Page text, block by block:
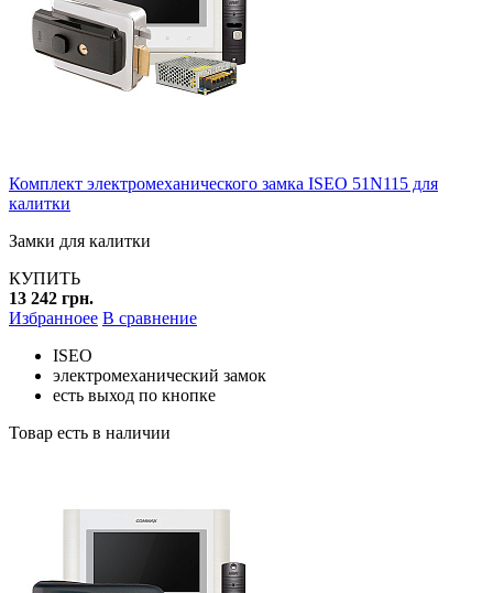
Комплект электромеханического замка ISEO 51N115 для
калитки
Замки для калитки
КУПИТЬ
13 242 грн.
Избранноее В сравнение
ISEO
электромеханический замок
есть выход по кнопке
Товар есть в наличии